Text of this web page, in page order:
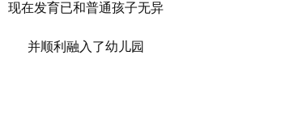
现在发育已和普通孩子无异
并顺利融入了幼儿园